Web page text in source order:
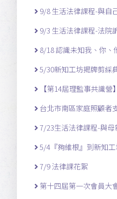
9/8 生活法律課程-與自
9/3 生活法律課程-法院
8/18 認識未知我、你、
5/30新知工坊揭牌剪綵
【第14屆理監事共識營
台北市南區家庭照顧者
7/23生活法律課程-與母
5/4『夠維根』到新知
7/9 法律課花絮
第十四屆第一次會員大